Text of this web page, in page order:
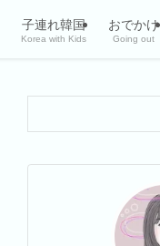
子連れ韓国
Korea with Kids
おでかけ
Going out